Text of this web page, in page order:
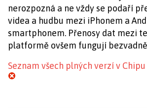
nerozpozná a ne vždy se podaří
videa a hudbu mezi iPhonem a
smartphonem. Přenosy dat mezi
platformě ovšem fungují
Seznam všech plných verzí v